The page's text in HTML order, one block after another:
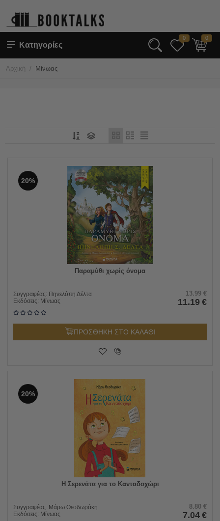
Κατηγορίες
0 0
Αρχική / Μίνωας
20%
Παραμύθι χωρίς όνομα
Συγγραφέας: Πηνελόπη Δέλτα
Εκδόσεις: Μίνωας
13.99 €
11.19 €
ΠΡΟΣΘΗΚΗ ΣΤΟ ΚΑΛΑΘΙ
20%
Η Σερενάτα για το Κανταδοχώρι
Συγγραφέας: Μάρω Θεοδωράκη
Εκδόσεις: Μίνωας
8.80 €
7.04 €